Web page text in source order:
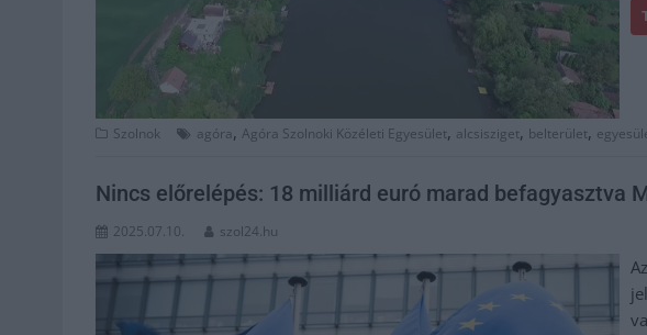
Szolnok agóra, Agóra Szolnoki Közéleti Egyesület, alcsisziget, belterület,
Nincs előrelépés: 18 milliárd euró marad befagyasztva
2025.07.10. szol24.hu